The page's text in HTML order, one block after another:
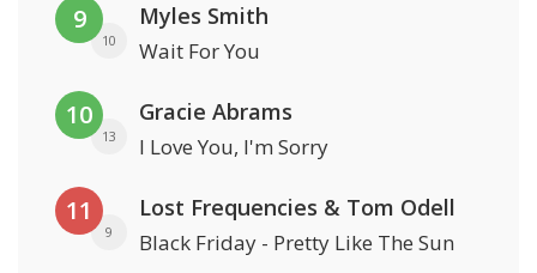
9
10
Myles Smith
Wait For You
10
13
Gracie Abrams
I Love You, I'm Sorry
11
9
Lost Frequencies & Tom Odell
Black Friday - Pretty Like The Sun